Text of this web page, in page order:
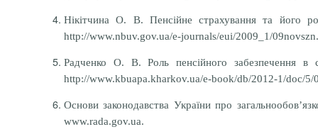
Нікітчина О. В. Пенсійне страхування та його
http://www.nbuv.gov.ua/e-journals/eui/2009_1/
Радченко О. В. Роль пенсійного забезпечення
http://www.kbuapa.kharkov.ua/e-book/db/2012-1/doc/5/
Основи законодавства України про
www.rada.gov.ua.